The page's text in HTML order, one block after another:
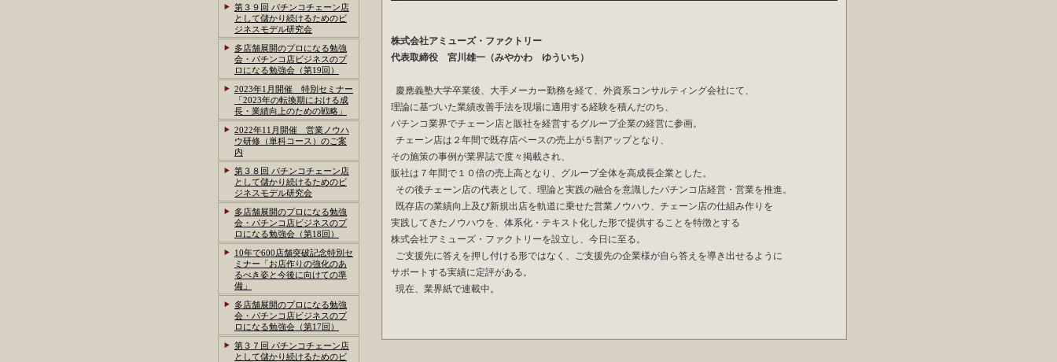
株式会社アミューズ・ファクトリー
代表取締役 宮川雄一（みやかわ ゆういち）
慶應義塾大学卒業後、大手メーカー勤務を経て、外資系コンサルティング会社にて、
理論に基づいた業績改善手法を現場に適用する経験を積んだのち、
パチンコ業界でチェーン店と販社を経営するグループ企業の経営に参画。
チェーン店は２年間で既存店ベースの売上が５割アップとなり、
その施策の事例が業界誌で度々掲載され、
販社は７年間で１０倍の売上高となり、グループ全体を高成長企業とした。
その後チェーン店の代表として、理論と実践の融合を意識したパチンコ店経営・営業を推進。
既存店の業績向上及び新規出店を軌道に乗せた営業ノウハウ、チェーン店の仕組み作りを
実践してきたノウハウを、体系化・テキスト化した形で提供することを特徴とする
株式会社アミューズ・ファクトリーを設立し、今日に至る。
ご支援先に答えを押し付ける形ではなく、ご支援先の企業様が自ら答えを導き出せるように
サポートする実績に定評がある。
現在、業界紙で連載中。
第３９回 パチンコチェーン店
として儲かり続けるためのビ
ジネスモデル研究会
多店舗展開のプロになる勉強
会・パチンコ店ビジネスのプ
ロになる勉強会（第19回）
2023年1月開催 特別セミナー
「2023年の転換期における成
長・業績向上のための戦略」
2022年11月開催 営業ノウハ
ウ研修（単科コース）のご案
内
第３８回 パチンコチェーン店
として儲かり続けるためのビ
ジネスモデル研究会
多店舗展開のプロになる勉強
会・パチンコ店ビジネスのプ
ロになる勉強会（第18回）
10年で600店舗突破記念特別セ
ミナー「お店作りの強化のあ
るべき姿と今後に向けての準
備」
多店舗展開のプロになる勉強
会・パチンコ店ビジネスのプ
ロになる勉強会（第17回）
第３７回 パチンコチェーン店
として儲かり続けるためのビ